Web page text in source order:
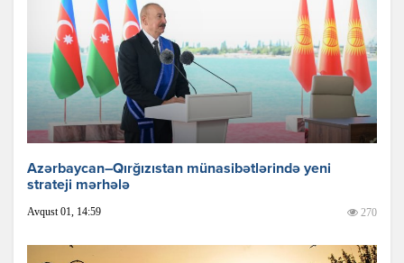
Azərbaycan–Qırğızıstan münasibətlərində yeni
strateji mərhələ
Avqust 01, 14:59 270